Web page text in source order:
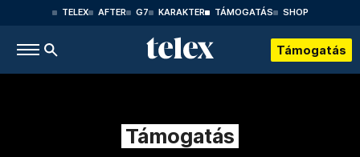
TELEX AFTER G7 KARAKTER TÁMOGATÁS SHOP
Támogatás
Támogatás